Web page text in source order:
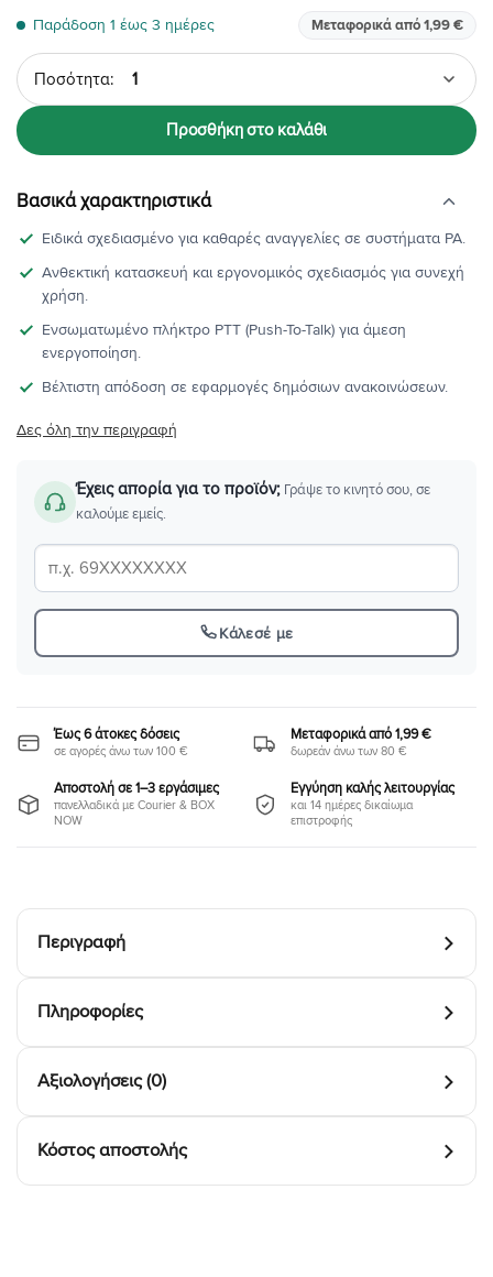
Παράδοση 1 έως 3 ημέρες Μεταφορικά από 1,99 €
Ποσότητα
Προσθήκη στο καλάθι
Βασικά χαρακτηριστικά
Ειδικά σχεδιασμένο για καθαρές αναγγελίες σε συστήματα PA.
Ανθεκτική κατασκευή και εργονομικός σχεδιασμός για συνεχή
χρήση.
Ενσωματωμένο πλήκτρο PTT (Push-To-Talk) για άμεση
ενεργοποίηση.
Βέλτιστη απόδοση σε εφαρμογές δημόσιων ανακοινώσεων.
Δες όλη την περιγραφή
Έχεις απορία για το προϊόν; Γράψε το κινητό σου, σε
καλούμε εμείς.
Κάλεσέ με
Έως 6 άτοκες δόσεις
σε αγορές άνω των 100 €
Μεταφορικά από 1,99 €
δωρεάν άνω των 80 €
Αποστολή σε 1–3 εργάσιμες
πανελλαδικά με Courier & BOX
NOW
Εγγύηση καλής λειτουργίας
και 14 ημέρες δικαίωμα
επιστροφής
Περιγραφή
Πληροφορίες
Αξιολογήσεις (0)
Κόστος αποστολής